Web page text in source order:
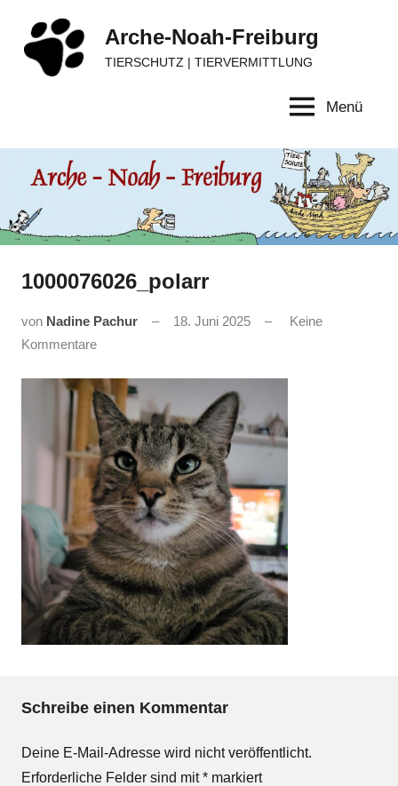
Inhalt
springen
Arche-Noah-Freiburg
TIERSCHUTZ | TIERVERMITTLUNG
Menü
1000076026_polarr
von Nadine Pachur 18. Juni 2025
Keine
Kommentare
Schreibe einen Kommentar
Deine E-Mail-Adresse wird nicht veröffentlicht.
Erforderliche Felder sind mit* markiert